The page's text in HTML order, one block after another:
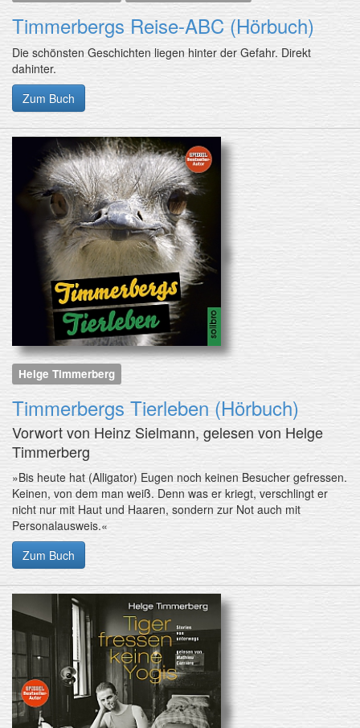
Timmerbergs Reise-ABC (Hörbuch)
Die schönsten Geschichten liegen hinter der Gefahr. Direkt
dahinter.
Zum Buch
Helge Timmerberg
Timmerbergs Tierleben (Hörbuch)
Vorwort von Heinz Sielmann, gelesen von Helge
Timmerberg
»Bis heute hat (Alligator) Eugen noch keinen Besucher gefressen.
Keinen, von dem man weiß. Denn was er kriegt, verschlingt er
nicht nur mit Haut und Haaren, sondern zur Not auch mit
Personalausweis.«
Zum Buch